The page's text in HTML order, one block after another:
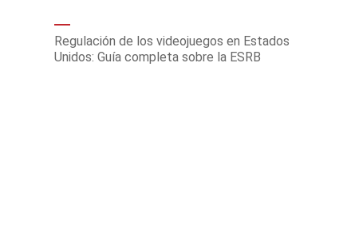
Regulación de los videojuegos en Estados
Unidos: Guía completa sobre la ESRB